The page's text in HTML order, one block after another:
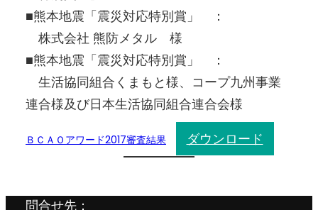
■熊本地震「震災対応特別賞」 ：
株式会社 熊防メタル 様
■熊本地震「震災対応特別賞」 ：
生活協同組合くまもと様、コープ九州事業
連合様及び日本生活協同組合連合会様
ＢＣＡＯアワード2017審査結果 ダウンロード
問合せ先：